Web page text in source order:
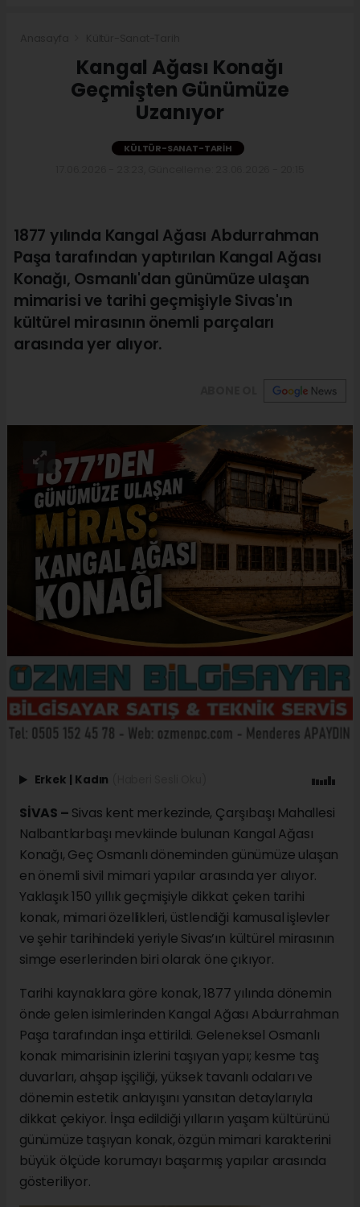
Kangal Ağası Konağı
Geçmişten Günümüze
Uzanıyor
KÜLTÜR-SANAT-TARIH
1877 yılında Kangal Ağası Abdurrahman
Paşa tarafından yaptırılan Kangal Ağası
Konağı, Osmanlı'dan günümüze ulaşan
mimarisi ve tarihi geçmişiyle Sivas'ın
kültürel mirasının önemli parçaları
arasında yer alıyor.
Erkek | Kadın
SİVAS – Sivas kent merkezinde, Çarşıbaşı Mahallesi
Nalbantlarbaşı mevkiinde bulunan Kangal Ağası
Konağı, Geç Osmanlı döneminden günümüze ulaşan
en önemli sivil mimari yapılar arasında yer alıyor.
Yaklaşık 150 yıllık geçmişiyle dikkat çeken tarihi
konak, mimari özellikleri, üstlendiği kamusal işlevler
ve şehir tarihindeki yeriyle Sivas’ın kültürel mirasının
simge eserlerinden biri olarak öne çıkıyor.
Tarihi kaynaklara göre konak, 1877 yılında dönemin
önde gelen isimlerinden Kangal Ağası Abdurrahman
Paşa tarafından inşa ettirildi. Geleneksel Osmanlı
konak mimarisinin izlerini taşıyan yapı; kesme taş
duvarları, ahşap işçiliği, yüksek tavanlı odaları ve
dönemin estetik anlayışını yansıtan detaylarıyla
dikkat çekiyor. İnşa edildiği yılların yaşam kültürünü
günümüze taşıyan konak, özgün mimari karakterini
büyük ölçüde korumayı başarmış yapılar arasında
gösteriliyor.